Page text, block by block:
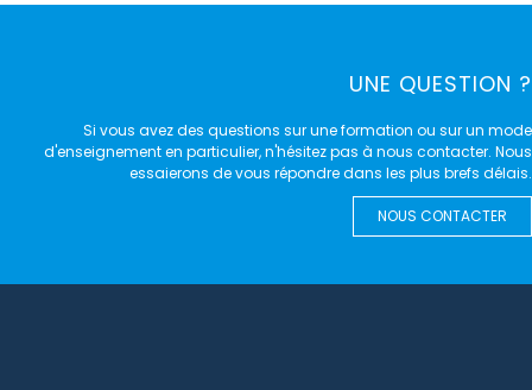
UNE QUESTION ?
Si vous avez des questions sur une formation ou sur un mode
d'enseignement en particulier, n'hésitez pas à nous contacter. Nous
essaierons de vous répondre dans les plus brefs délais.
NOUS CONTACTER